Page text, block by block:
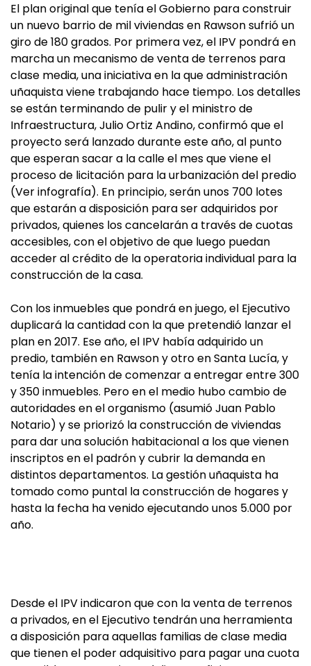
El plan original que tenía el Gobierno para construir
un nuevo barrio de mil viviendas en Rawson sufrió un
giro de 180 grados. Por primera vez, el IPV pondrá en
marcha un mecanismo de venta de terrenos para
clase media, una iniciativa en la que administración
uñaquista viene trabajando hace tiempo. Los detalles
se están terminando de pulir y el ministro de
Infraestructura, Julio Ortiz Andino, confirmó que el
proyecto será lanzado durante este año, al punto
que esperan sacar a la calle el mes que viene el
proceso de licitación para la urbanización del predio
(Ver infografía). En principio, serán unos 700 lotes
que estarán a disposición para ser adquiridos por
privados, quienes los cancelarán a través de cuotas
accesibles, con el objetivo de que luego puedan
acceder al crédito de la operatoria individual para la
construcción de la casa.
Con los inmuebles que pondrá en juego, el Ejecutivo
duplicará la cantidad con la que pretendió lanzar el
plan en 2017. Ese año, el IPV había adquirido un
predio, también en Rawson y otro en Santa Lucía, y
tenía la intención de comenzar a entregar entre 300
y 350 inmuebles. Pero en el medio hubo cambio de
autoridades en el organismo (asumió Juan Pablo
Notario) y se priorizó la construcción de viviendas
para dar una solución habitacional a los que vienen
inscriptos en el padrón y cubrir la demanda en
distintos departamentos. La gestión uñaquista ha
tomado como puntal la construcción de hogares y
hasta la fecha ha venido ejecutando unos 5.000 por
año.
Desde el IPV indicaron que con la venta de terrenos
a privados, en el Ejecutivo tendrán una herramienta
a disposición para aquellas familias de clase media
que tienen el poder adquisitivo para pagar una cuota